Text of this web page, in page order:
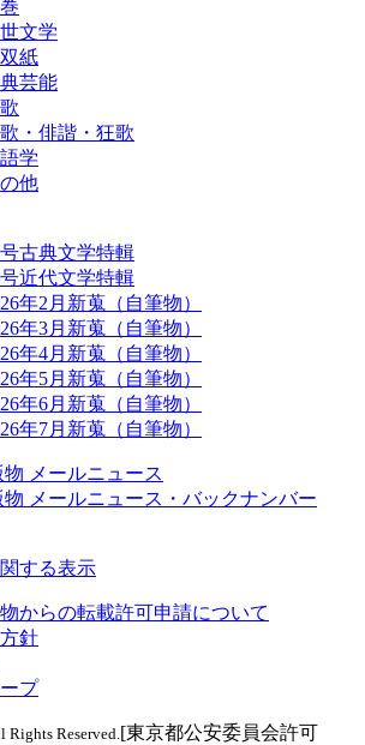
文学
紙
芸能
・俳諧・狂歌
学
他
古典文学特輯
近代文学特輯
年2月新蒐（自筆物）
年3月新蒐（自筆物）
年4月新蒐（自筆物）
年5月新蒐（自筆物）
年6月新蒐（自筆物）
年7月新蒐（自筆物）
メールニュース
物 メールニュース・バックナンバー
する表示
からの転載許可申請について
針
プ
Reserved.[東京都公安委員会許可